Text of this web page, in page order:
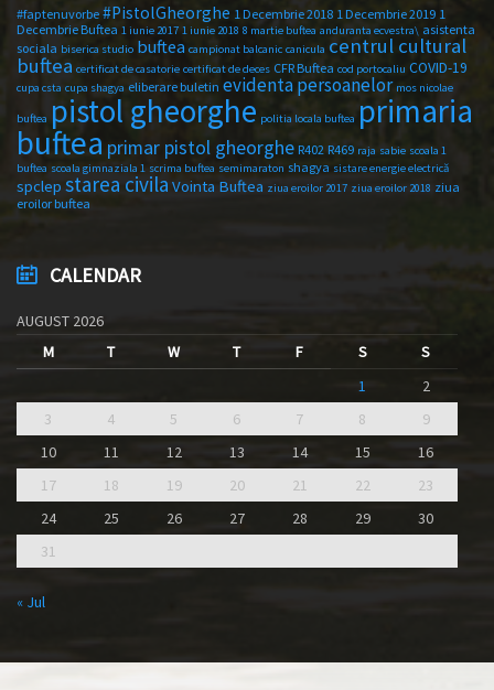
#faptenuvorbe #PistolGheorghe 1 Decembrie 2018 1 Decembrie 2019 1
Decembrie Buftea 1 iunie 2017 1 iunie 2018 8 martie buftea anduranta ecvestra\ asistenta
sociala biserica studio buftea campionat balcanic canicula centrul cultural
buftea certificat de casatorie certificat de deces CFR Buftea cod portocaliu COVID-19
cupa csta cupa shagya eliberare buletin evidenta persoanelor mos nicolae
buftea pistol gheorghe politia locala buftea primaria
buftea primar pistol gheorghe R402 R469 raja sabie scoala 1
buftea scoala gimnaziala 1 scrima buftea semimaraton shagya sistare energie electrică
spclep starea civila Vointa Buftea ziua eroilor 2017 ziua eroilor 2018 ziua
eroilor buftea
CALENDAR
AUGUST 2026
M
T W T F S
S
1
2
3
4 5 6 7 8
9
10
11 12 13 14 15
16
17
18 19 20 21 22
23
24
25 26 27 28 29
30
31
« Jul